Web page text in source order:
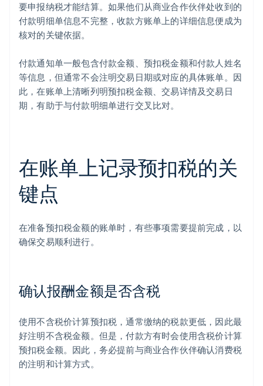
要申报纳税才能结算。如果他们从商业合作伙伴处收到的
付款明细单信息不完整，收款方账单上的详细信息便成为
核对的关键依据。
付款通知单一般包含付款金额、预扣税金额和付款人姓名
等信息，但通常不会注明交易日期或对应的具体账单。因
此，在账单上清晰列明预扣税金额、交易详情及交易日
期，有助于与付款明细单进行交叉比对。
在账单上记录预扣税的关
键点
在准备预扣税金额的账单时，有些事项需要提前完成，以
确保交易顺利进行。
确认报酬金额是否含税
使用不含税价计算预扣税，通常缴纳的税款更低，因此最
好注明不含税金额。但是，付款方有时会使用含税价计算
预扣税金额。因此，务必提前与商业合作伙伴确认消费税
的注明和计算方式。